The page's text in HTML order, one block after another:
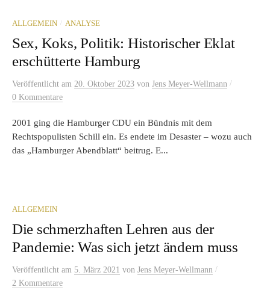
ALLGEMEIN / ANALYSE
Sex, Koks, Politik: Historischer Eklat
erschütterte Hamburg
Veröffentlicht am 20. Oktober 2023 von Jens Meyer-Wellmann /
0 Kommentare
2001 ging die Hamburger CDU ein Bündnis mit dem
Rechtspopulisten Schill ein. Es endete im Desaster – wozu auch
das „Hamburger Abendblatt“ beitrug. E...
ALLGEMEIN
Die schmerzhaften Lehren aus der
Pandemie: Was sich jetzt ändern muss
Veröffentlicht am 5. März 2021 von Jens Meyer-Wellmann /
2 Kommentare